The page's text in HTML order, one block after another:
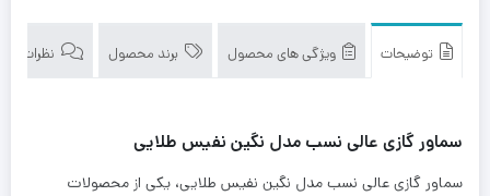
توضیحات ویژگی های محصول برند محصول نظرات (0)
سماور گازی عالی نسب مدل نگین نفیس طلایی
سماور گازی عالی نسب مدل نگین نفیس طلایی، یکی از محصولات